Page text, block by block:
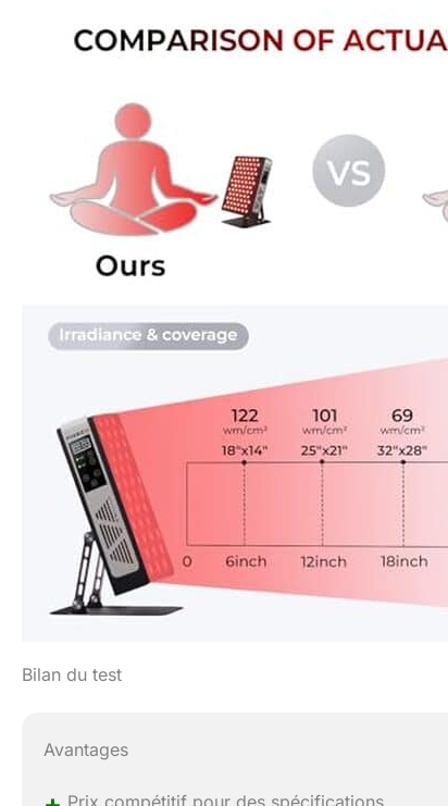
Bilan du test
Avantages